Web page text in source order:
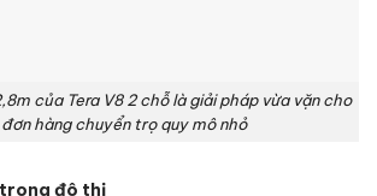
của Tera V8 2 chỗ là giải pháp vừa vặn cho
hàng chuyển trọ quy mô nhỏ
đô thị